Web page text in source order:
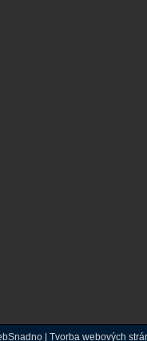
Tvorba webových